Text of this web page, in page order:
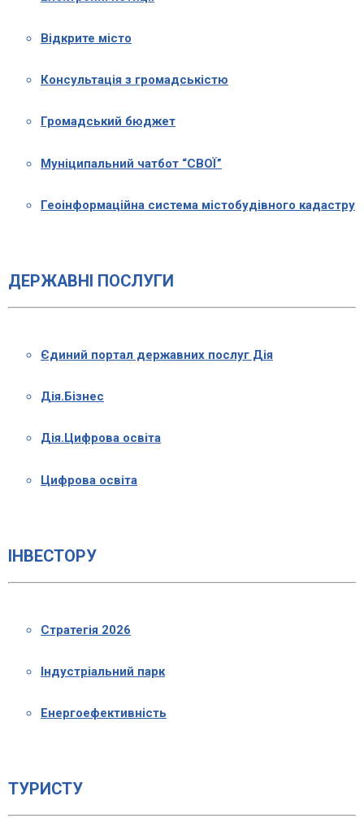
Відкрите місто
Консультація з громадськістю
Громадський бюджет
Муніципальний чатбот “СВОЇ”
Геоінформаційна система містобудівного кадастру
ДЕРЖАВНІ ПОСЛУГИ
Єдиний портал державних послуг Дія
Дія.Бізнес
Дія.Цифрова освіта
Цифрова освіта
ІНВЕСТОРУ
Стратегія 2026
Індустріальний парк
Енергоефективність
ТУРИСТУ